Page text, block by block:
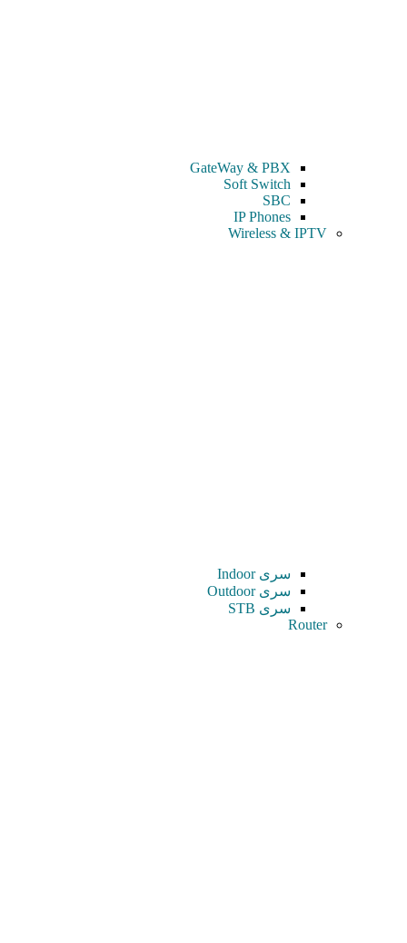
GateWay & PBX
Soft Switch
SBC
IP Phones
Wireless & IPTV
سری Indoor
سری Outdoor
سری STB
Router